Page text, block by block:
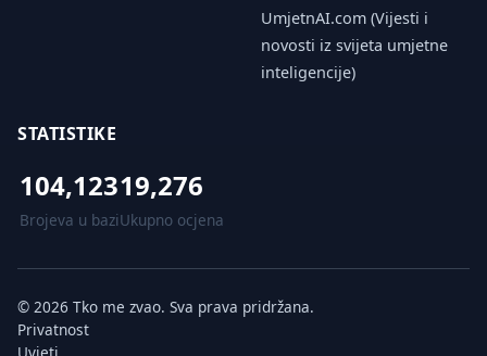
UmjetnAI.com (Vijesti i
novosti iz svijeta umjetne
inteligencije)
STATISTIKE
104,123
Brojeva u bazi
19,276
Ukupno ocjena
© 2026 Tko me zvao. Sva prava pridržana.
Privatnost